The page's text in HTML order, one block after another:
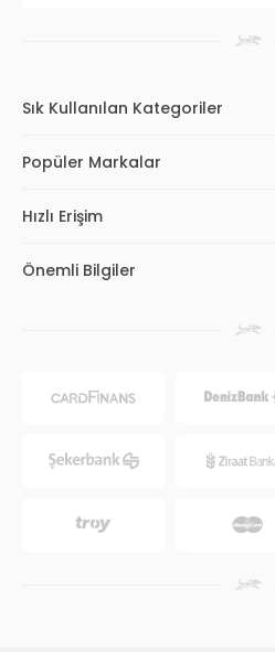
Sık Kullanılan Kategoriler
Popüler Markalar
Hızlı Erişim
Önemli Bilgiler